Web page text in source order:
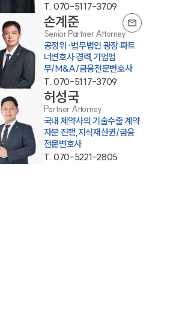
T. 070-5117-3709
손계준
Senior Partner Attorney
공정위·법무법인 광장 파트
너변호사 경력,기업법
무/M&A/금융전문변호사
T. 070-5117-3709
허성국
Partner Attorney
국내 제약사의 기술수출 계약
자문 진행,지식재산권/금융
전문변호사
T. 070-5221-2805